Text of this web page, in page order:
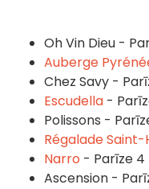
Oh Vin Dieu -
Auberge
Chez Savy -
Escudella -
Polissons -
Régalade
Narro - Parīze 4
Ascension -